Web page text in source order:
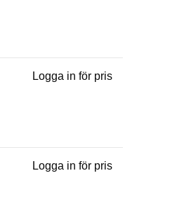
Logga in för pris
Logga in för pris